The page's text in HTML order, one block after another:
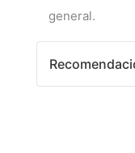
general.